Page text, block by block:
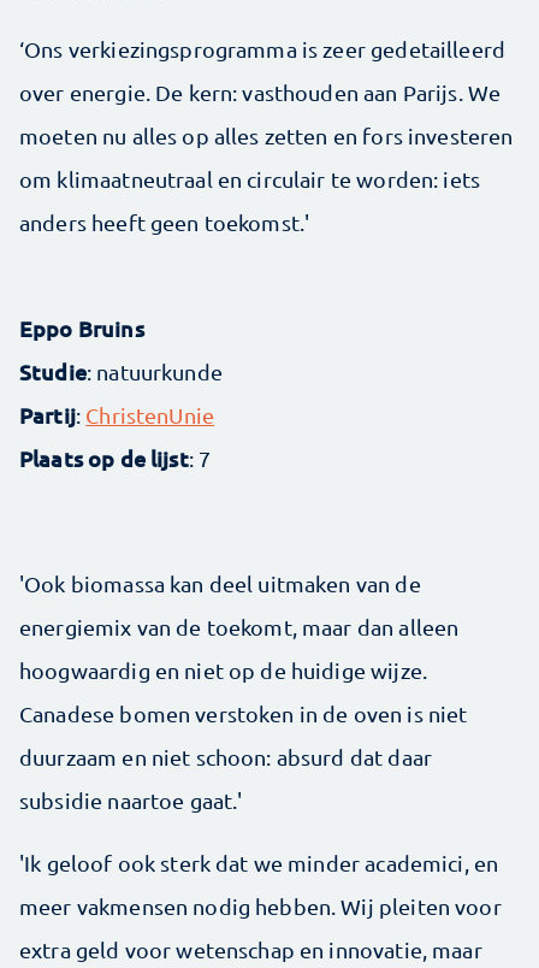
‘Ons verkiezingsprogramma is zeer gedetailleerd
over energie. De kern: vasthouden aan Parijs. We
moeten nu alles op alles zetten en fors investeren
om klimaatneutraal en circulair te worden: iets
anders heeft geen toekomst.'
Eppo Bruins
Studie: natuurkunde
Partij: ChristenUnie
Plaats op de lijst: 7
'Ook biomassa kan deel uitmaken van de
energiemix van de toekomt, maar dan alleen
hoogwaardig en niet op de huidige wijze.
Canadese bomen verstoken in de oven is niet
duurzaam en niet schoon: absurd dat daar
subsidie naartoe gaat.'
'Ik geloof ook sterk dat we minder academici, en
meer vakmensen nodig hebben. Wij pleiten voor
extra geld voor wetenschap en innovatie, maar